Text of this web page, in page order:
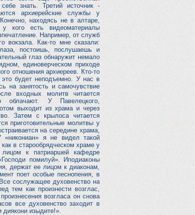
знать. Третий источник -
архиерейские службы у
находясь не в алтаре,
кого есть видеоматериалы
Например, от служб
вокзала. Как-то мне сказали:
постоишь, послушаешь и
глаз обнаружит немало
единоверческом приходе
отношения архиереев. Кто-то
будет неподъемно. У нас в
на занятость и самочувствие
входных молитв читается
облачают. У Павелецкого,
выходит из храма и через
Затем с крылоса читается
приготовительные молитвы у
на середине храма,
я не видел такой
в старообрядческом храме у
к патриаршей кафедре
помилуй». Иподиаконы
держат ее лицом к диаконам,
поет особые песнопения, в
сослужащее духовенство на
тем как произнести возглас,
возгласа он снова
все духовенство заходит в
изыдите!».